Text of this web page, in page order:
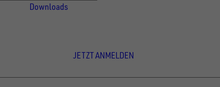
Downloads
JETZT ANMELDEN